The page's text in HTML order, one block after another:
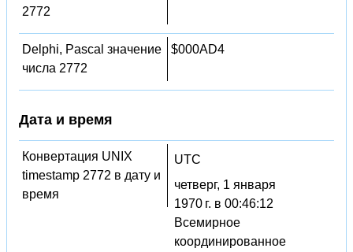
2772
Delphi, Pascal значение
числа 2772
$000AD4
Дата и время
Конвертация UNIX
timestamp 2772 в дату и
время
UTC
четверг, 1 января
1970 г. в 00:46:12
Всемирное
координированное